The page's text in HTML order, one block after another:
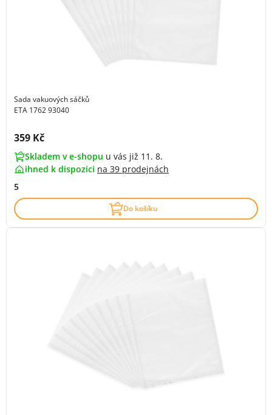
Sada vakuových sáčků
ETA 1762 93040
Cena s DPH:
359 Kč
Skladem v e-shopu u vás již 11. 8.
ihned k dispozici na 39 prodejnách
5
Do košíku